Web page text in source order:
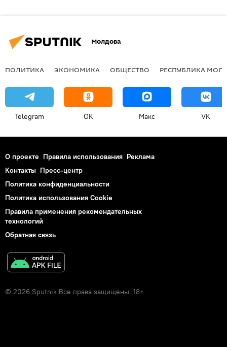
Молдова
ПОЛИТИКА ЭКОНОМИКА ОБЩЕСТВО РЕСПУБЛИКА
Telegram OK Макс VK
О проекте Правила использования Реклама
Контакты Пресс-центр
Политика конфиденциальности
Политика использования Cookie
Правила применения рекомендательных
технологий
Обратная связь
© 2026 Sputnik Все права защищены. 18+